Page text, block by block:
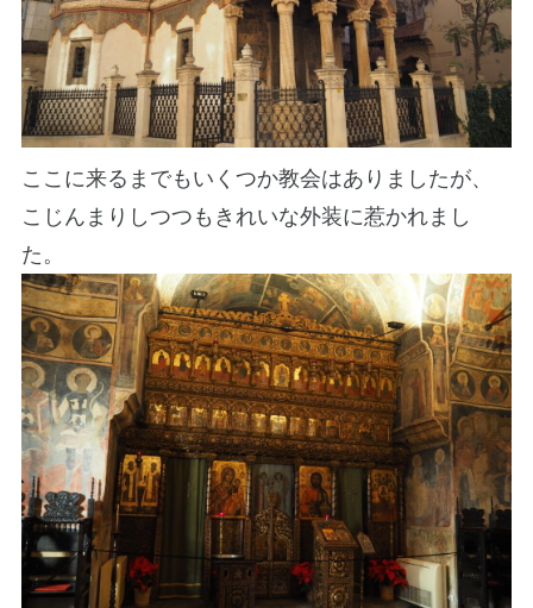
ここに来るまでもいくつか教会はありましたが、
こじんまりしつつもきれいな外装に惹かれまし
た。